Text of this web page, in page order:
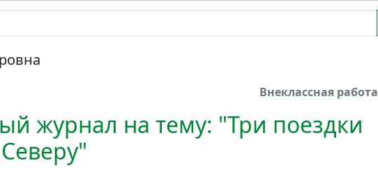
Внеклассная работа
журнал на тему: "Три поездки